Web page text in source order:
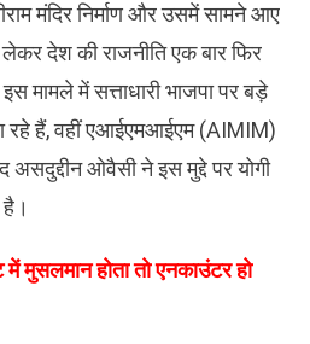
मंदिर निर्माण और उसमें सामने आए
लेकर देश की राजनीति एक बार फिर
मामले में सत्ताधारी भाजपा पर बड़े
रहे हैं, वहीं एआईएमआईएम (AIMIM)
ओवैसी ने इस मुद्दे पर योगी
मुसलमान होता तो एनकाउंटर हो